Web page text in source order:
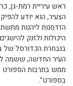
ראש עיריית רמת-גן,
הצעיר, הוא יודע
הזדמנות ליהנות
היכולות ולזנק
בנבחרת הכדורסל של
העיר החדשה, ששמה
ממש בתרבות הספורט
בספורט".